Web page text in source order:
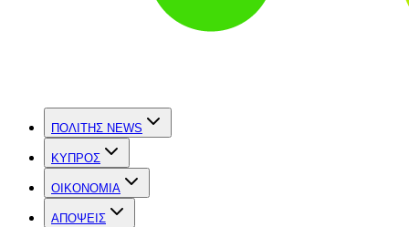
ΠΟΛΙΤΗΣ NEWS
ΚΥΠΡΟΣ
OIKONOMIA
ΑΠΟΨΕΙΣ